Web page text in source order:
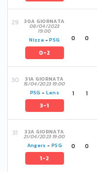
30A GIORNATA
08/04/2023
19:00
Nizza -PSG
0-2
0 0
31A GIORNATA
15/04/2023 19:00
PSG - Lens
3-1
1 1
32A GIORNATA
21/04/2023 19:00
Angers - PSG
1-2
0 0